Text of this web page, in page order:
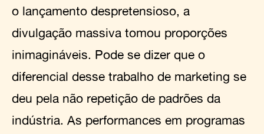
o lançamento despretensioso, a
divulgação massiva tomou proporções
inimagináveis. Pode se dizer que o
diferencial desse trabalho de marketing se
deu pela não repetição de padrões da
indústria. As performances em programas